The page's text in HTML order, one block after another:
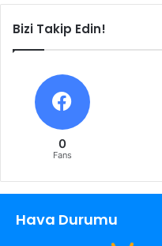
Bizi Takip Edin!
0
Fans
Hava Durumu